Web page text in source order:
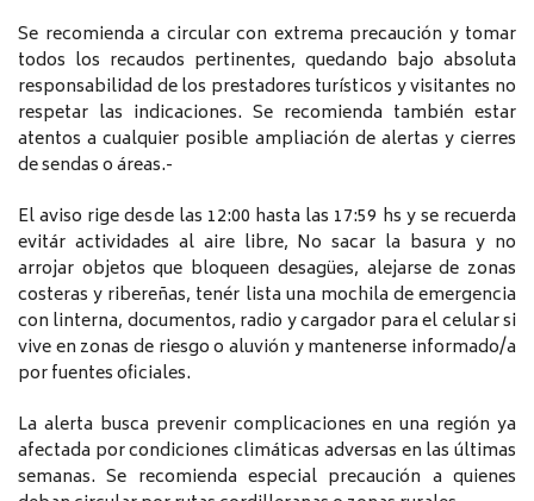
Se recomienda a circular con extrema precaución y tomar
todos los recaudos pertinentes, quedando bajo absoluta
responsabilidad de los prestadores turísticos y visitantes no
respetar las indicaciones. Se recomienda también estar
atentos a cualquier posible ampliación de alertas y cierres
de sendas o áreas.-
El aviso rige desde las 12:00 hasta las 17:59 hs y se recuerda
evitár actividades al aire libre, No sacar la basura y no
arrojar objetos que bloqueen desagües, alejarse de zonas
costeras y ribereñas, tenér lista una mochila de emergencia
con linterna, documentos, radio y cargador para el celular si
vive en zonas de riesgo o aluvión y mantenerse informado/a
por fuentes oficiales.
La alerta busca prevenir complicaciones en una región ya
afectada por condiciones climáticas adversas en las últimas
semanas. Se recomienda especial precaución a quienes